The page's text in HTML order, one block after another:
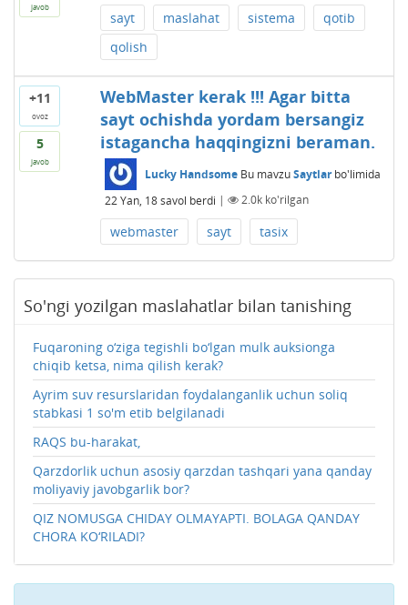
javob
sayt maslahat sistema
qotib
qolish
+11
ovoz
5
javob
WebMaster kerak !!! Agar bitta
sayt ochishda yordam bersangiz
istagancha haqqingizni beraman.
Lucky Handsome Bu mavzuSaytlarbo'limida
22 Yan, 18 savol berdi | 2.0kko'rilgan
webmaster sayt tasix
So'ngi yozilgan maslahatlar bilan tanishing
Fuqaroning o‘ziga tegishli bo‘lgan mulk auksionga
chiqib ketsa, nima qilish kerak?
Ayrim suv resurslaridan foydalanganlik uchun soliq
stabkasi 1 so'm etib belgilanadi
RAQS bu-harakat,
Qarzdorlik uchun asosiy qarzdan tashqari yana qanday
moliyaviy javobgarlik bor?
QIZ NOMUSGA CHIDAY OLMAYAPTI. BOLAGA QANDAY
CHORA KO‘RILADI?